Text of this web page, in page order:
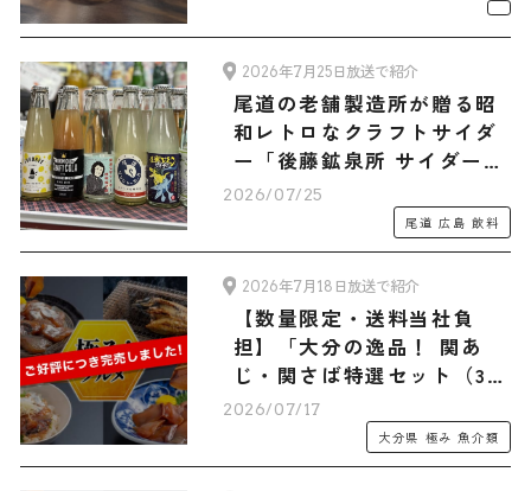
2026年7月25日放送で紹介
尾道の老舗製造所が贈る昭
和レトロなクラフトサイダ
ー「後藤鉱泉所 サイダー6
種12本 旅サラダマルシェオ
リジナルセット」
2026/07/25
尾道 広島 飲料
2026年7月18日放送で紹介
【数量限定・送料当社負
担】「大分の逸品！ 関あ
じ・関さば特選セット（3人
前）」
2026/07/17
大分県 極み 魚介類